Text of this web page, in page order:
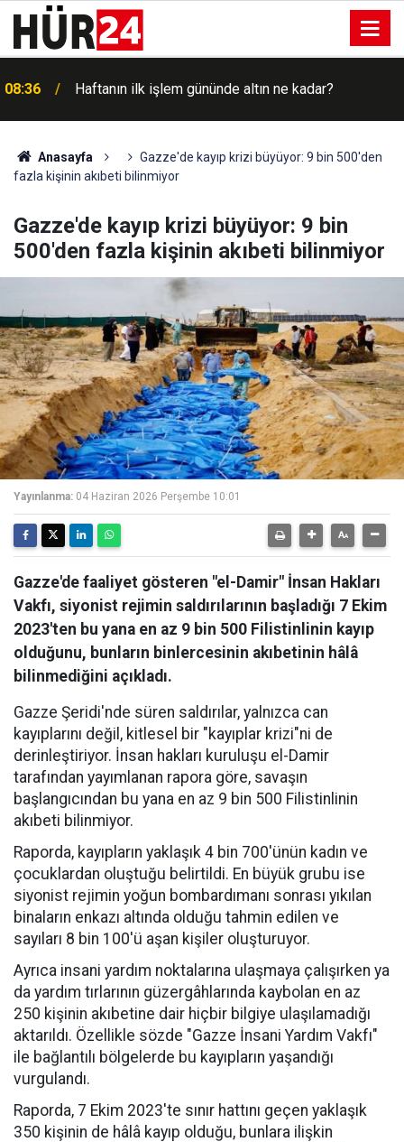
08:16
Meteoroloji'den kuvvetli yağış ve rüzgâr uyarısı
Anasayfa
Gazze'de kayıp krizi büyüyor: 9 bin 500'den
fazla kişinin akıbeti bilinmiyor
Gazze'de kayıp krizi büyüyor: 9 bin
500'den fazla kişinin akıbeti bilinmiyor
Yayınlanma: 04 Haziran 2026 Perşembe 10:01
Gazze'de faaliyet gösteren "el-Damir" İnsan Hakları
Vakfı, siyonist rejimin saldırılarının başladığı 7 Ekim
2023'ten bu yana en az 9 bin 500 Filistinlinin kayıp
olduğunu, bunların binlercesinin akıbetinin hâlâ
bilinmediğini açıkladı.
Gazze Şeridi'nde süren saldırılar, yalnızca can
kayıplarını değil, kitlesel bir "kayıplar krizi"ni de
derinleştiriyor. İnsan hakları kuruluşu el-Damir
tarafından yayımlanan rapora göre, savaşın
başlangıcından bu yana en az 9 bin 500 Filistinlinin
akıbeti bilinmiyor.
Raporda, kayıpların yaklaşık 4 bin 700'ünün kadın ve
çocuklardan oluştuğu belirtildi. En büyük grubu ise
siyonist rejimin yoğun bombardımanı sonrası yıkılan
binaların enkazı altında olduğu tahmin edilen ve
sayıları 8 bin 100'ü aşan kişiler oluşturuyor.
Ayrıca insani yardım noktalarına ulaşmaya çalışırken ya
da yardım tırlarının güzergâhlarında kaybolan en az
250 kişinin akıbetine dair hiçbir bilgiye ulaşılamadığı
aktarıldı. Özellikle sözde "Gazze İnsani Yardım Vakfı"
ile bağlantılı bölgelerde bu kayıpların yaşandığı
vurgulandı.
Raporda, 7 Ekim 2023'te sınır hattını geçen yaklaşık
350 kişinin de hâlâ kayıp olduğu, bunlara ilişkin